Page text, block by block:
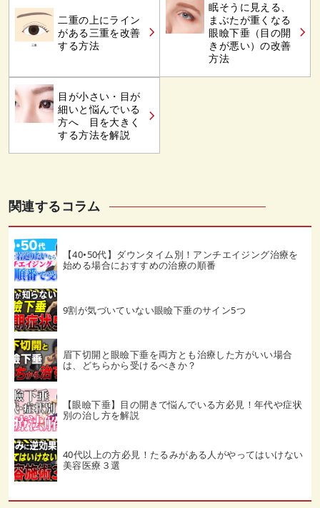
二重の上にライン
がある三重を改善
する方法
眠そうに見える、
まぶたが重くなる
眼瞼下垂（目の開
きが悪い）の改善
方法
目が小さい・目が
細いと悩んでいる
方へ 目を大きく
する方法を解説
関連するコラム
【40•50代】ダウンタイム別！アンチエイジング治療を
始める場合におすすめの治療の順番
9割が気づいていない眼瞼下垂のサイン5つ
眉下切開と眼瞼下垂を両方とも治療した方がいい場合
は、どちらから受けるべきか？
【眼瞼下垂】目の開きで悩んでいる方必見！年代や症状
別の治し方を解説
40代以上の方必見！たるみがある人がやってはいけない
美容医療３選